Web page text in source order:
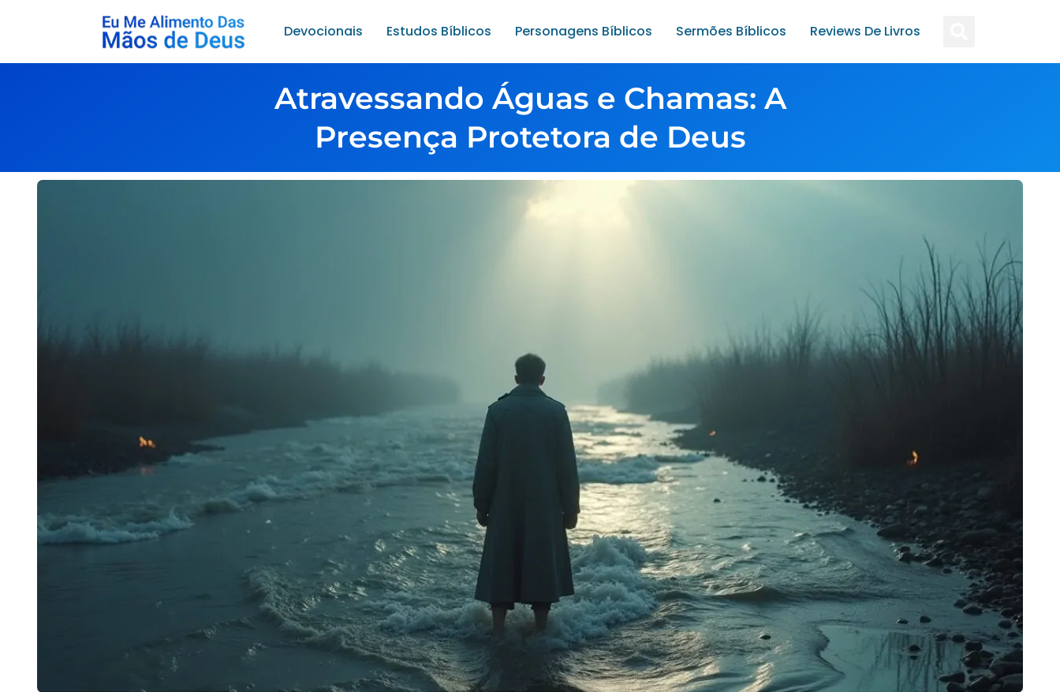
Devocionais Estudos Bíblicos Personagens Bíblicos Sermões Bíblicos Reviews De Livros
Atravessando Águas e Chamas: A
Presença Protetora de Deus